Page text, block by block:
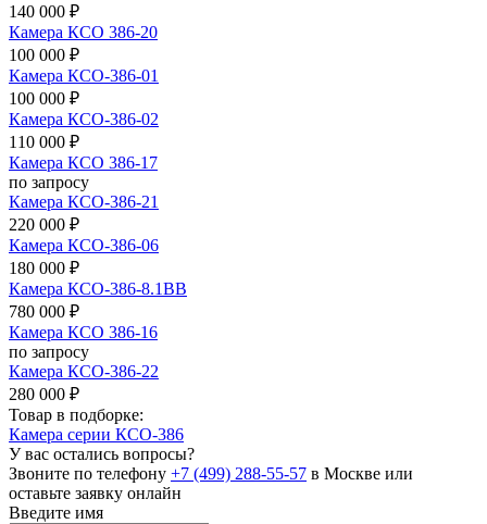
140 000 ₽
Камера КСО 386-20
100 000 ₽
Камера КСО-386-01
100 000 ₽
Камера КСО-386-02
110 000 ₽
Камера КСО 386-17
по запросу
Камера КСО-386-21
220 000 ₽
Камера КСО-386-06
180 000 ₽
Камера КСО-386-8.1ВВ
780 000 ₽
Камера КСО 386-16
по запросу
Камера КСО-386-22
280 000 ₽
Товар в подборке:
Камера серии КСО-386
У вас остались вопросы?
Звоните по телефону +7 (499) 288-55-57 в Москве или
оставьте заявку онлайн
Введите имя